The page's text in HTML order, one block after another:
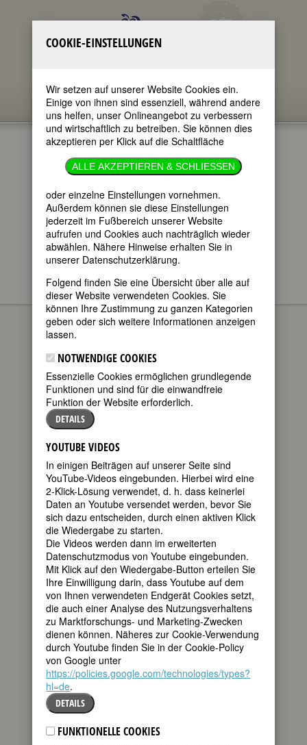
GEDENKTAGE
30.9.2023
im ganzen Text
nur in Titeln
Hier finden Sie - im täglichen Wechsel -
die aktuellen Gedenktage bedeutender
Frauen. Wenn Sie mehr über diese
Frauen wissen möchten oder sich über
kommende Gedenktage informieren
wollen, empfehlen wir Ihnen die
FemBio-Datenbank.
Zum heutigen Datum passen 26
Geburtstage
französische Schauspielerin
* 30. September 1898 in Lille
† 05. Oktober 1933 in Sunland,
Kalifornien
Details
190. Geburtstag:Pauline (Paula)
Wilhelmine von Bülow, geb. Gfn. LInden
(Ps. G(abriele) von der Elda)
deutsche Schriftstellerin und Malerin u.
Oberhofmeisterin
* 30. September 1833 in Berlin
† 07. Juni 1920 in Dresden
160. Geburtstag:
italienische Tänzerin
* 30. September 1863 in Mailand /
Milano
† 15. November 1930 in Mailand /
Details
COOKIE-EINSTELLUNGEN
Wir setzen auf unserer Website Cookies ein.
Einige von ihnen sind essenziell, während andere
uns helfen, unser Onlineangebot zu verbessern
und wirtschaftlich zu betreiben. Sie können dies
akzeptieren per Klick auf die Schaltfläche
ALLE AKZEPTIEREN & SCHLIESSEN
oder einzelne Einstellungen vornehmen.
Außerdem können sie diese Einstellungen
jederzeit im Fußbereich unserer Website
aufrufen und Cookies auch nachträglich wieder
abwählen. Nähere Hinweise erhalten Sie in
unserer Datenschutzerklärung.
Folgend finden Sie eine Übersicht über alle auf
dieser Website verwendeten Cookies. Sie
können Ihre Zustimmung zu ganzen Kategorien
geben oder sich weitere Informationen anzeigen
lassen.
NOTWENDIGE COOKIES
Essenzielle Cookies ermöglichen grundlegende
Funktionen und sind für die einwandfreie
Funktion der Website erforderlich.
DETAILS
YOUTUBE VIDEOS
In einigen Beiträgen auf unserer Seite sind
YouTube-Videos eingebunden. Hierbei wird eine
2-Klick-Lösung verwendet, d. h. dass keinerlei
Daten an Youtube versendet werden, bevor Sie
sich dazu entscheiden, durch einen aktiven Klick
die Wiedergabe zu starten.
Die Videos werden dann im erweiterten
Datenschutzmodus von Youtube eingebunden.
Mit Klick auf den Wiedergabe-Button erteilen Sie
Ihre Einwilligung darin, dass Youtube auf dem
von Ihnen verwendeten Endgerät Cookies setzt,
die auch einer Analyse des Nutzungsverhaltens
zu Marktforschungs- und Marketing-Zwecken
dienen können. Näheres zur Cookie-Verwendung
durch Youtube finden Sie in der Cookie-Policy
von Google unter
https://policies.google.com/technologies/types?
hl=de.
DETAILS
FUNKTIONELLE COOKIES